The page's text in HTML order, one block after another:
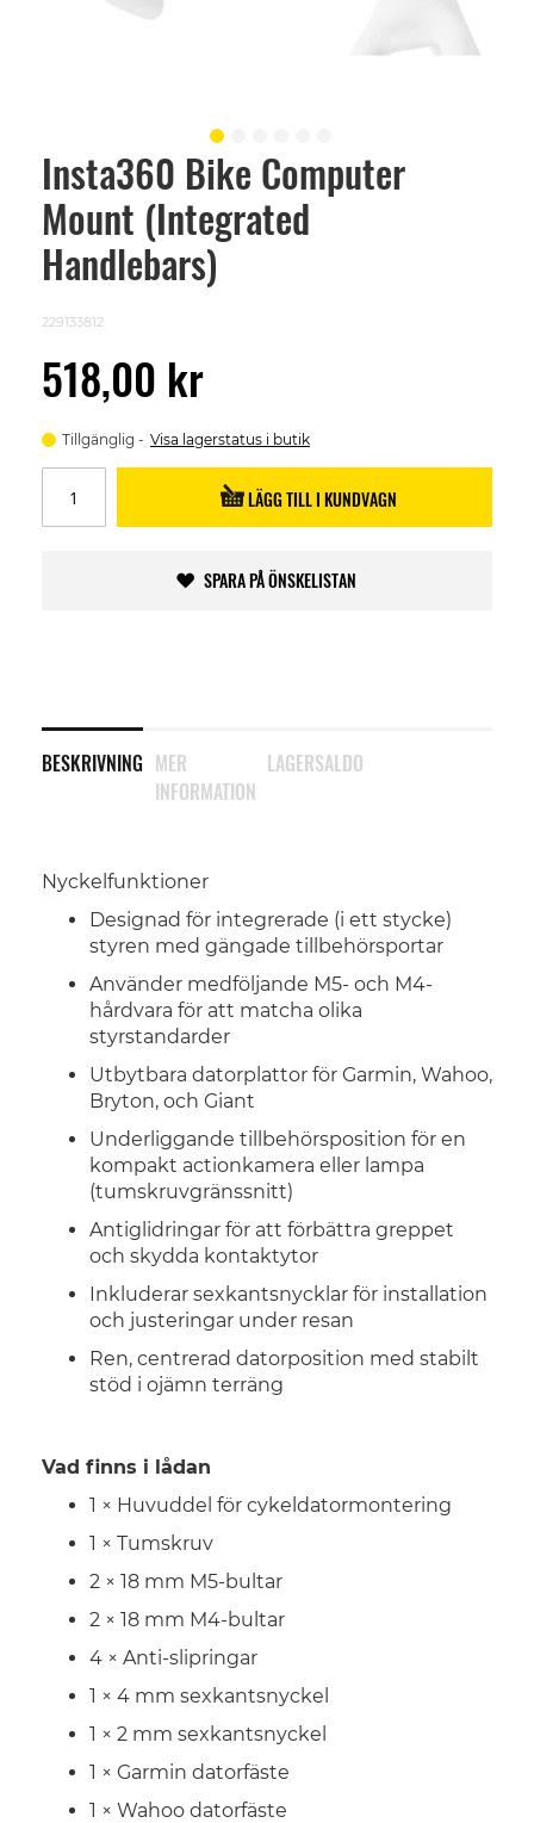
Insta360 Bike Computer
Mount (Integrated
Handlebars)
229133812
518,00 kr
Tillgänglig Visa lagerstatus i butik
LÄGG TILL I KUNDVAGN
SPARA PÅ ÖNSKELISTAN
BESKRIVNING
Nyckelfunktioner
Designad för integrerade (i ett stycke)
styren med gängade tillbehörsportar
Använder medföljande M5- och M4-
hårdvara för att matcha olika
styrstandarder
Utbytbara datorplattor för Garmin, Wahoo,
Bryton, och Giant
Underliggande tillbehörsposition för en
kompakt actionkamera eller lampa
(tumskruvgränssnitt)
Antiglidringar för att förbättra greppet
och skydda kontaktytor
Inkluderar sexkantsnycklar för installation
och justeringar under resan
Ren, centrerad datorposition med stabilt
stöd i ojämn terräng
Vad finns i lådan
1 × Huvuddel för cykeldatormontering
1 × Tumskruv
2 × 18 mm M5-bultar
2 × 18 mm M4-bultar
4 × Anti-slipringar
1 × 4 mm sexkantsnyckel
1 × 2 mm sexkantsnyckel
1 × Garmin datorfäste
1 × Wahoo datorfäste
MER
INFORMATION
LAGERSALDO
Skip
beginning
images